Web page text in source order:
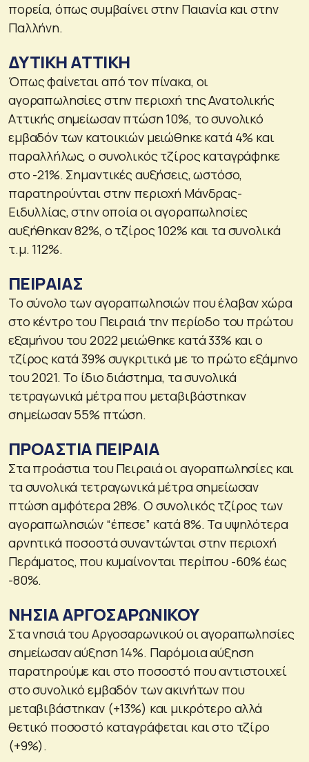
πορεία, όπως συμβαίνει στην Παιανία και στην
Παλλήνη.
ΔΥΤΙΚΗ ΑΤΤΙΚΗ
Όπως φαίνεται από τον πίνακα, οι
αγοραπωλησίες στην περιοχή της Ανατολικής
Αττικής σημείωσαν πτώση 10%, το συνολικό
εμβαδόν των κατοικιών μειώθηκε κατά 4% και
παραλλήλως, ο συνολικός τζίρος καταγράφηκε
στο -21%. Σημαντικές αυξήσεις, ωστόσο,
παρατηρούνται στην περιοχή Μάνδρας-
Ειδυλλίας, στην οποία οι αγοραπωλησίες
αυξήθηκαν 82%, ο τζίρος 102% και τα συνολικά
τ.μ. 112%.
ΠΕΙΡΑΙΑΣ
Το σύνολο των αγοραπωλησιών που έλαβαν χώρα
στο κέντρο του Πειραιά την περίοδο του πρώτου
εξαμήνου του 2022 μειώθηκε κατά 33% και ο
τζίρος κατά 39% συγκριτικά με το πρώτο εξάμηνο
του 2021. Το ίδιο διάστημα, τα συνολικά
τετραγωνικά μέτρα που μεταβιβάστηκαν
σημείωσαν 55% πτώση.
ΠΡΟΑΣΤΙΑ ΠΕΙΡΑΙΑ
Στα προάστια του Πειραιά οι αγοραπωλησίες και
τα συνολικά τετραγωνικά μέτρα σημείωσαν
πτώση αμφότερα 28%. Ο συνολικός τζίρος των
αγοραπωλησιών “έπεσε” κατά 8%. Τα υψηλότερα
αρνητικά ποσοστά συναντώνται στην περιοχή
Περάματος, που κυμαίνονται περίπου -60% έως
-80%.
ΝΗΣΙΑ ΑΡΓΟΣΑΡΩΝΙΚΟΥ
Στα νησιά του Αργοσαρωνικού οι αγοραπωλησίες
σημείωσαν αύξηση 14%. Παρόμοια αύξηση
παρατηρούμε και στο ποσοστό που αντιστοιχεί
στο συνολικό εμβαδόν των ακινήτων που
μεταβιβάστηκαν (+13%) και μικρότερο αλλά
θετικό ποσοστό καταγράφεται και στο τζίρο
(+9%).